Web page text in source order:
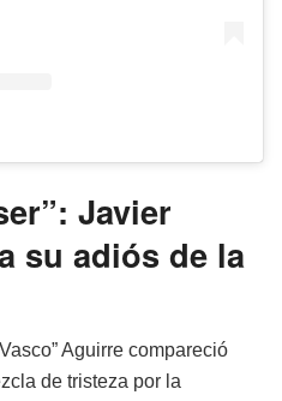
Javier
su adiós de la
Aguirre compareció
de tristeza por la